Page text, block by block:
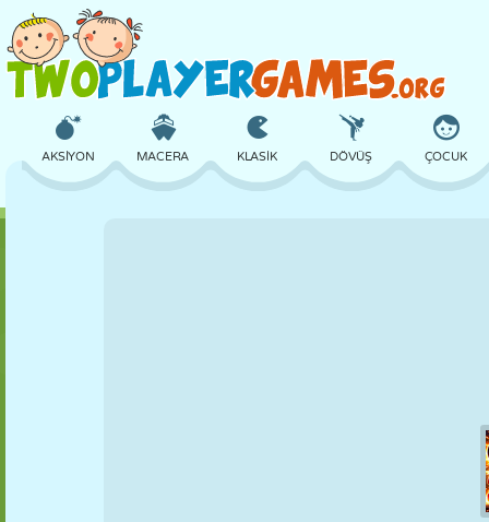
AKSIYON MACERA KLASIK DÖVÜŞ ÇOCUK